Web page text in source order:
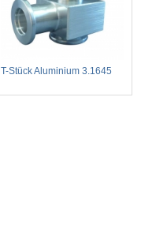
T-Stück Aluminium 3.1645